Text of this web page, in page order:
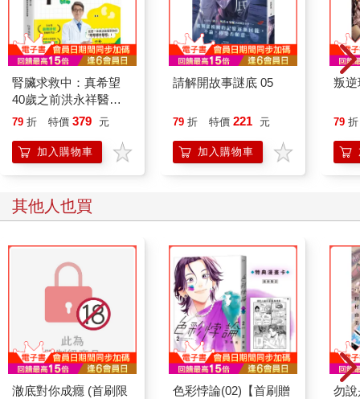
腎臟求救中：真希望
40歲之前洪永祥醫師
就告訴我這些事
79 折 特價 379 元
加入購物車
請解開故事謎底 05
79 折 特價 221 元
加入購物車
叛逆
79 折
其他人也買
澈底對你成癮 (首刷限
色彩悖論(02)【首刷贈
勿說